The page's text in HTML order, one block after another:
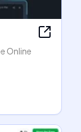
Online